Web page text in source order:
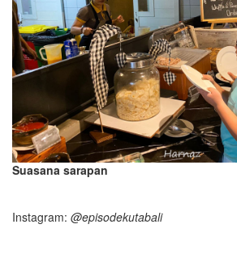
Suasana sarapan
Instagram: @episodekutabali